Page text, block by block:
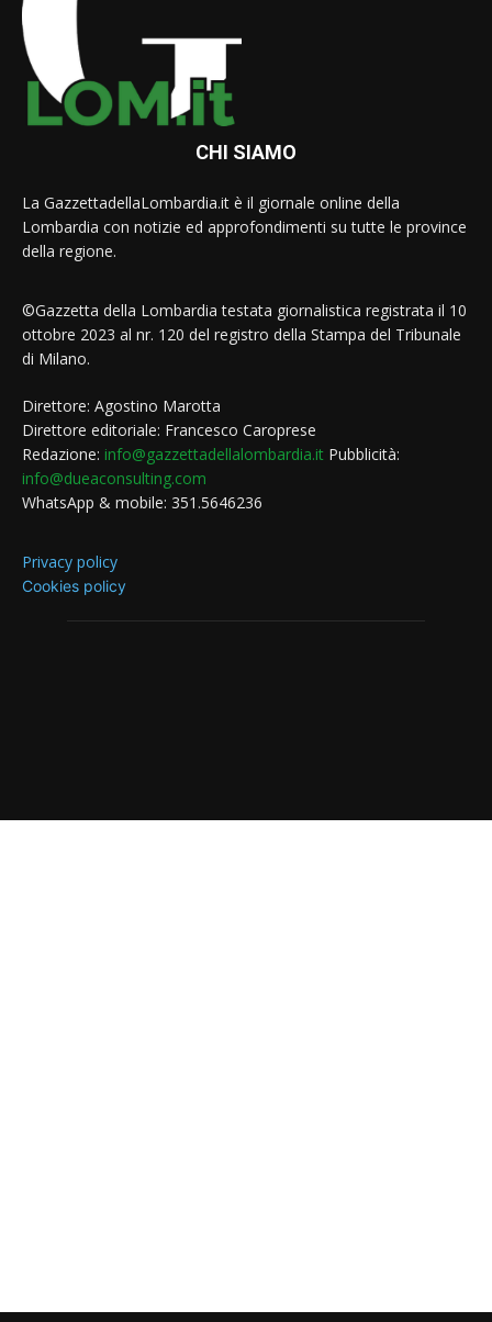
CHI SIAMO
La GazzettadellaLombardia.it è il giornale online della
Lombardia con notizie ed approfondimenti su tutte le province
della regione.
©Gazzetta della Lombardia testata giornalistica registrata il 10
ottobre 2023 al nr. 120 del registro della Stampa del Tribunale
di Milano.
Direttore: Agostino Marotta
Direttore editoriale: Francesco Caroprese
Redazione: info@gazzettadellalombardia.it Pubblicità:
info@dueaconsulting.com
WhatsApp & mobile: 351.5646236
Privacy policy
Cookies policy